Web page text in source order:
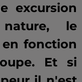
excursion
le
fonction
Et si